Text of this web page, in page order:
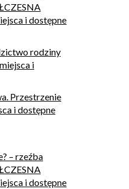
i dostępne
rodziny
i
Przestrzenie
i dostępne
– rzeźba
i dostępne